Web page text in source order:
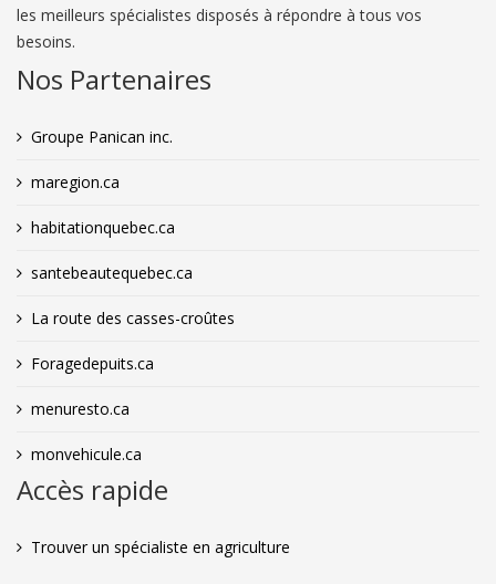
les meilleurs spécialistes disposés à répondre à tous vos
besoins.
Nos Partenaires
Groupe Panican inc.
maregion.ca
habitationquebec.ca
santebeautequebec.ca
La route des casses-croûtes
Foragedepuits.ca
menuresto.ca
monvehicule.ca
Accès rapide
Trouver un spécialiste en agriculture